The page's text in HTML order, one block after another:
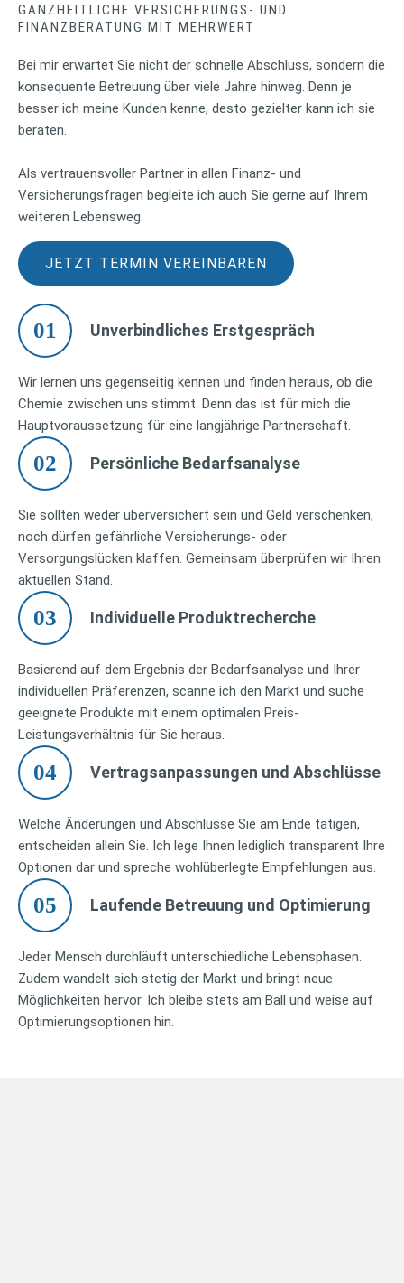
GANZHEITLICHE VERSICHERUNGS- UND
FINANZBERATUNG MIT MEHRWERT
Bei mir erwartet Sie nicht der schnelle Abschluss, sondern die
konsequente Betreuung über viele Jahre hinweg. Denn je
besser ich meine Kunden kenne, desto gezielter kann ich sie
beraten.
Als vertrauensvoller Partner in allen Finanz- und
Versicherungsfragen begleite ich auch Sie gerne auf Ihrem
weiteren Lebensweg.
JETZT TERMIN VEREINBAREN
01 Unverbindliches Erstgespräch
Wir lernen uns gegenseitig kennen und finden heraus, ob die
Chemie zwischen uns stimmt. Denn das ist für mich die
Hauptvoraussetzung für eine langjährige Partnerschaft.
02 Persönliche Bedarfsanalyse
Sie sollten weder überversichert sein und Geld verschenken,
noch dürfen gefährliche Versicherungs- oder
Versorgungslücken klaffen. Gemeinsam überprüfen wir Ihren
aktuellen Stand.
03 Individuelle Produktrecherche
Basierend auf dem Ergebnis der Bedarfsanalyse und Ihrer
individuellen Präferenzen, scanne ich den Markt und suche
geeignete Produkte mit einem optimalen Preis-
Leistungsverhältnis für Sie heraus.
04 Vertragsanpassungen und Abschlüsse
Welche Änderungen und Abschlüsse Sie am Ende tätigen,
entscheiden allein Sie. Ich lege Ihnen lediglich transparent Ihre
Optionen dar und spreche wohlüberlegte Empfehlungen aus.
05 Laufende Betreuung und Optimierung
Jeder Mensch durchläuft unterschiedliche Lebensphasen.
Zudem wandelt sich stetig der Markt und bringt neue
Möglichkeiten hervor. Ich bleibe stets am Ball und weise auf
Optimierungsoptionen hin.